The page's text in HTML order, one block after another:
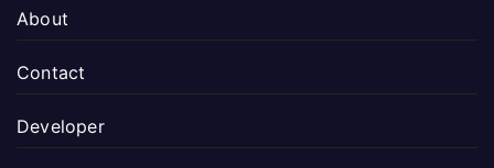
About
Contact
Developer